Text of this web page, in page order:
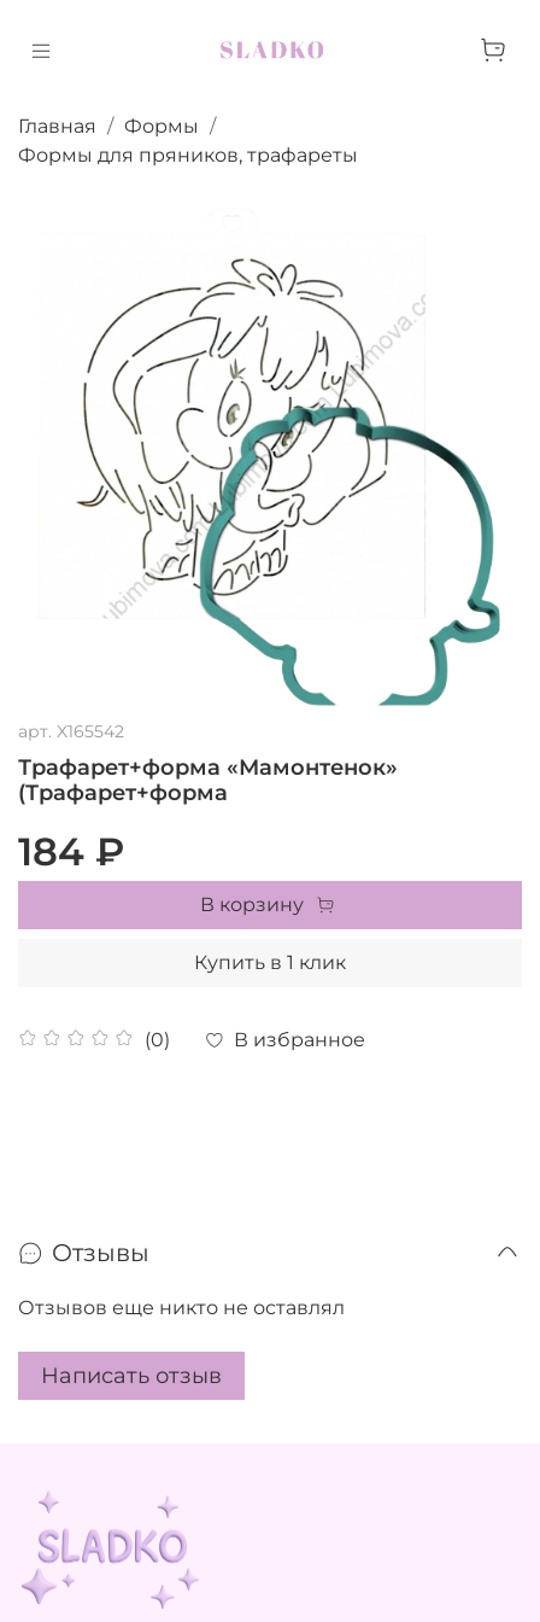
Главная
Формы
Формы для пряников, трафареты
арт. X165542
Трафарет+форма «Мамонтенок»
(Трафарет+форма
(0) В избранное
184 ₽
В корзину
Купить в 1 клик
Отзывы
Отзывов еще никто не оставлял
Написать отзыв